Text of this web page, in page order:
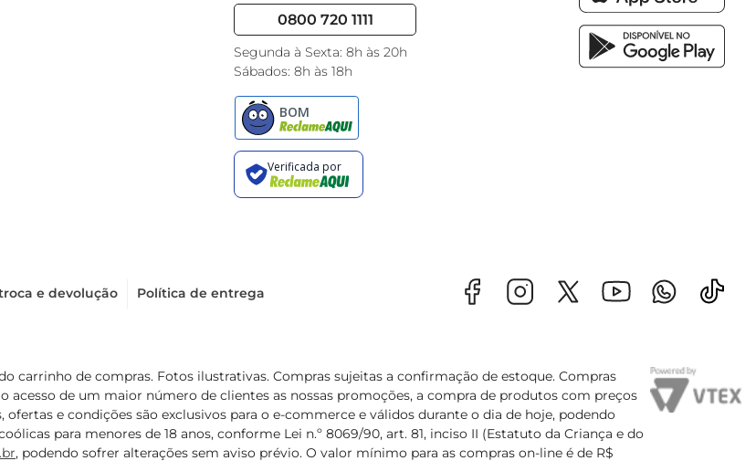
0800 720 1111
Segunda à Sexta: 8h às 20h
Sábados: 8h às 18h
e devolução Política de entrega
carrinho de compras. Fotos ilustrativas. Compras sujeitas a confirmação de estoque. Compras
acesso de um maior número de clientes as nossas promoções, a compra de produtos com preços
e condições são exclusivos para o e-commerce e válidos durante o dia de hoje, podendo
para menores de 18 anos, conforme Lei n.º 8069/90, art. 81, inciso II (Estatuto da Criança e do
, podendo sofrer alterações sem aviso prévio. O valor mínimo para as compras on-line é de R$